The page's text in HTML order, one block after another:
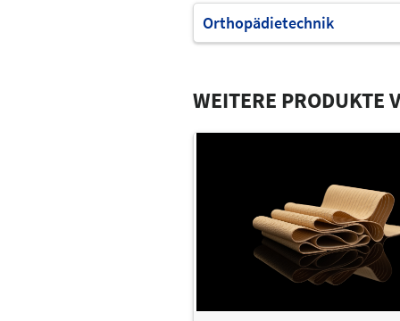
Orthopädietechnik
WEITERE PRODUKTE